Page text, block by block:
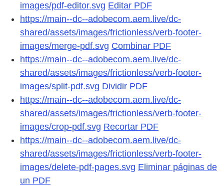
images/pdf-editor.svg Editar PDF
https://main--dc--adobecom.aem.live/dc-
shared/assets/images/frictionless/verb-footer-
images/merge-pdf.svg Combinar PDF
https://main--dc--adobecom.aem.live/dc-
shared/assets/images/frictionless/verb-footer-
images/split-pdf.svg Dividir PDF
https://main--dc--adobecom.aem.live/dc-
shared/assets/images/frictionless/verb-footer-
images/crop-pdf.svg Recortar PDF
https://main--dc--adobecom.aem.live/dc-
shared/assets/images/frictionless/verb-footer-
images/delete-pdf-pages.svg Eliminar páginas de
un PDF